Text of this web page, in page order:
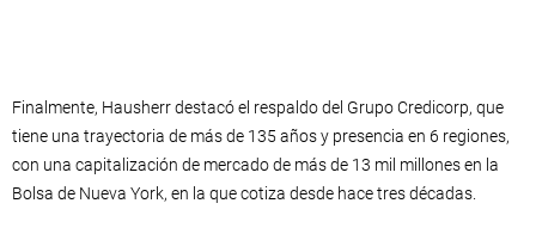
Finalmente, Hausherr destacó el respaldo del Grupo Credicorp, que
tiene una trayectoria de más de 135 años y presencia en 6 regiones,
con una capitalización de mercado de más de 13 mil millones en la
Bolsa de Nueva York, en la que cotiza desde hace tres décadas.